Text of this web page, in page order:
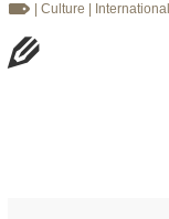
| Culture | International